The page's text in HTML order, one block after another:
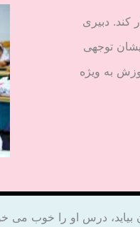
کند. دبیری
توجهی
به ویژه
درس او را خوب می